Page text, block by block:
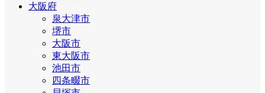
大阪府
泉大津市
堺市
大阪市
東大阪市
池田市
四条畷市